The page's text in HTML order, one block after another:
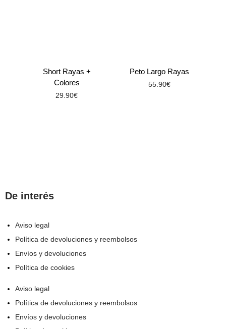
Short Rayas +
Colores
29.90€
Peto Largo Rayas
55.90€
De interés
Aviso legal
Política de devoluciones y reembolsos
Envíos y devoluciones
Política de cookies
Aviso legal
Política de devoluciones y reembolsos
Envíos y devoluciones